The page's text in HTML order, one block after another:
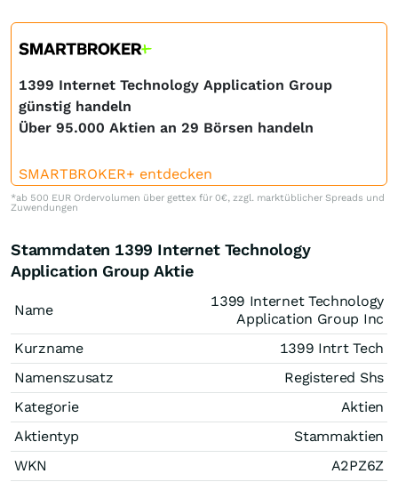
1399 Internet Technology Application Group
günstig handeln
Über 95.000 Aktien an 29 Börsen handeln
SMARTBROKER+ entdecken
*ab 500 EUR Ordervolumen über gettex für 0€, zzgl. marktüblicher Spreads und
Zuwendungen
Stammdaten 1399 Internet Technology
Application Group Aktie
Name
1399 Internet Technology
Application Group Inc
Kurzname
1399 Intrt Tech
Namenszusatz
Registered Shs
Kategorie
Aktien
Aktientyp
Stammaktien
WKN
A2PZ6Z